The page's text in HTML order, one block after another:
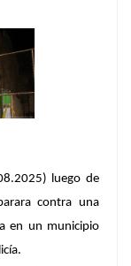
luego de
contra una
en un municipio